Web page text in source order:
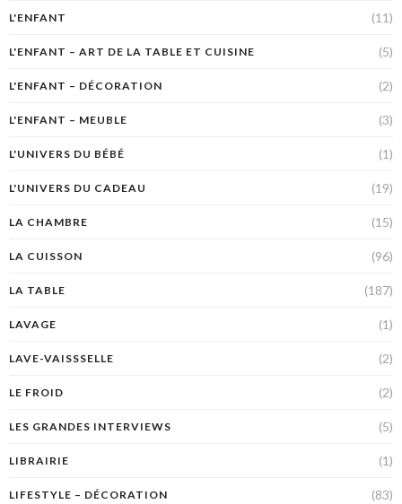
L'ENFANT (11)
L'ENFANT – ART DE LA TABLE ET CUISINE (5)
L'ENFANT – DÉCORATION (2)
L'ENFANT – MEUBLE (3)
L'UNIVERS DU BÉBÉ (1)
L'UNIVERS DU CADEAU (19)
LA CHAMBRE (15)
LA CUISSON (96)
LA TABLE (187)
LAVAGE (1)
LAVE-VAISSSELLE (2)
LE FROID (2)
LES GRANDES INTERVIEWS (5)
LIBRAIRIE (1)
LIFESTYLE – DÉCORATION (83)